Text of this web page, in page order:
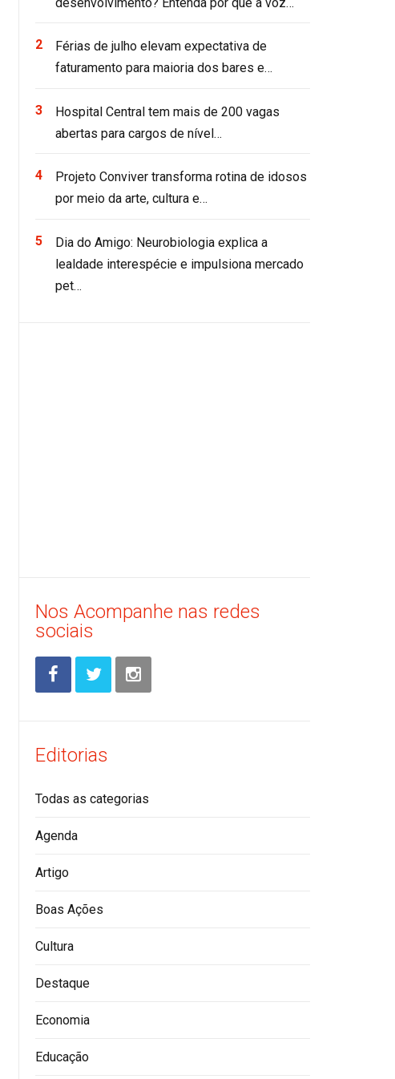
Férias de julho elevam expectativa de
faturamento para maioria dos bares e…
Hospital Central tem mais de 200 vagas
abertas para cargos de nível…
Projeto Conviver transforma rotina de idosos
por meio da arte, cultura e…
Dia do Amigo: Neurobiologia explica a
lealdade interespécie e impulsiona mercado
pet…
Nos Acompanhe nas redes
sociais
Editorias
Todas as categorias
Agenda
Artigo
Boas Ações
Cultura
Destaque
Economia
Educação